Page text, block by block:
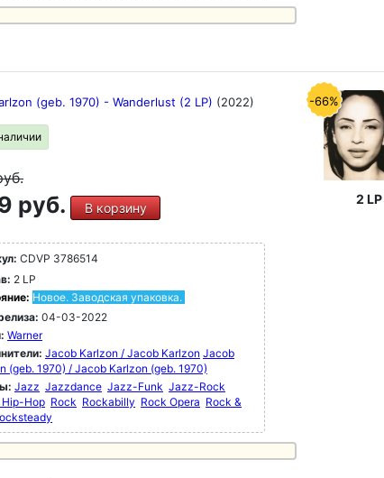
(geb. 1970) - Wanderlust (2 LP) (2022)
руб. В корзину
CDVP 3786514
2 LP
Новое. Заводская упаковка.
04-03-2022
Warner
Jacob Karlzon / Jacob Karlzon Jacob
(geb. 1970) / Jacob Karlzon (geb. 1970)
Jazz Jazzdance Jazz-Funk Jazz-Rock
Hop Rock Rockabilly Rock Opera Rock &
-66%
2 LP